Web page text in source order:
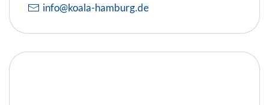
info@koala-hamburg.de